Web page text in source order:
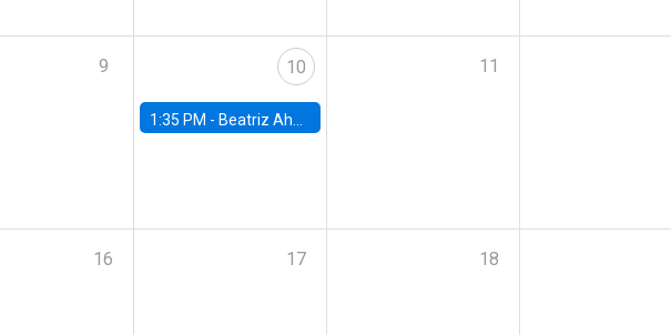
9 10
1:35 PM - Beatriz Ahumada, PhD candidate, Universidad de Pittsburgh
11
16 17 18